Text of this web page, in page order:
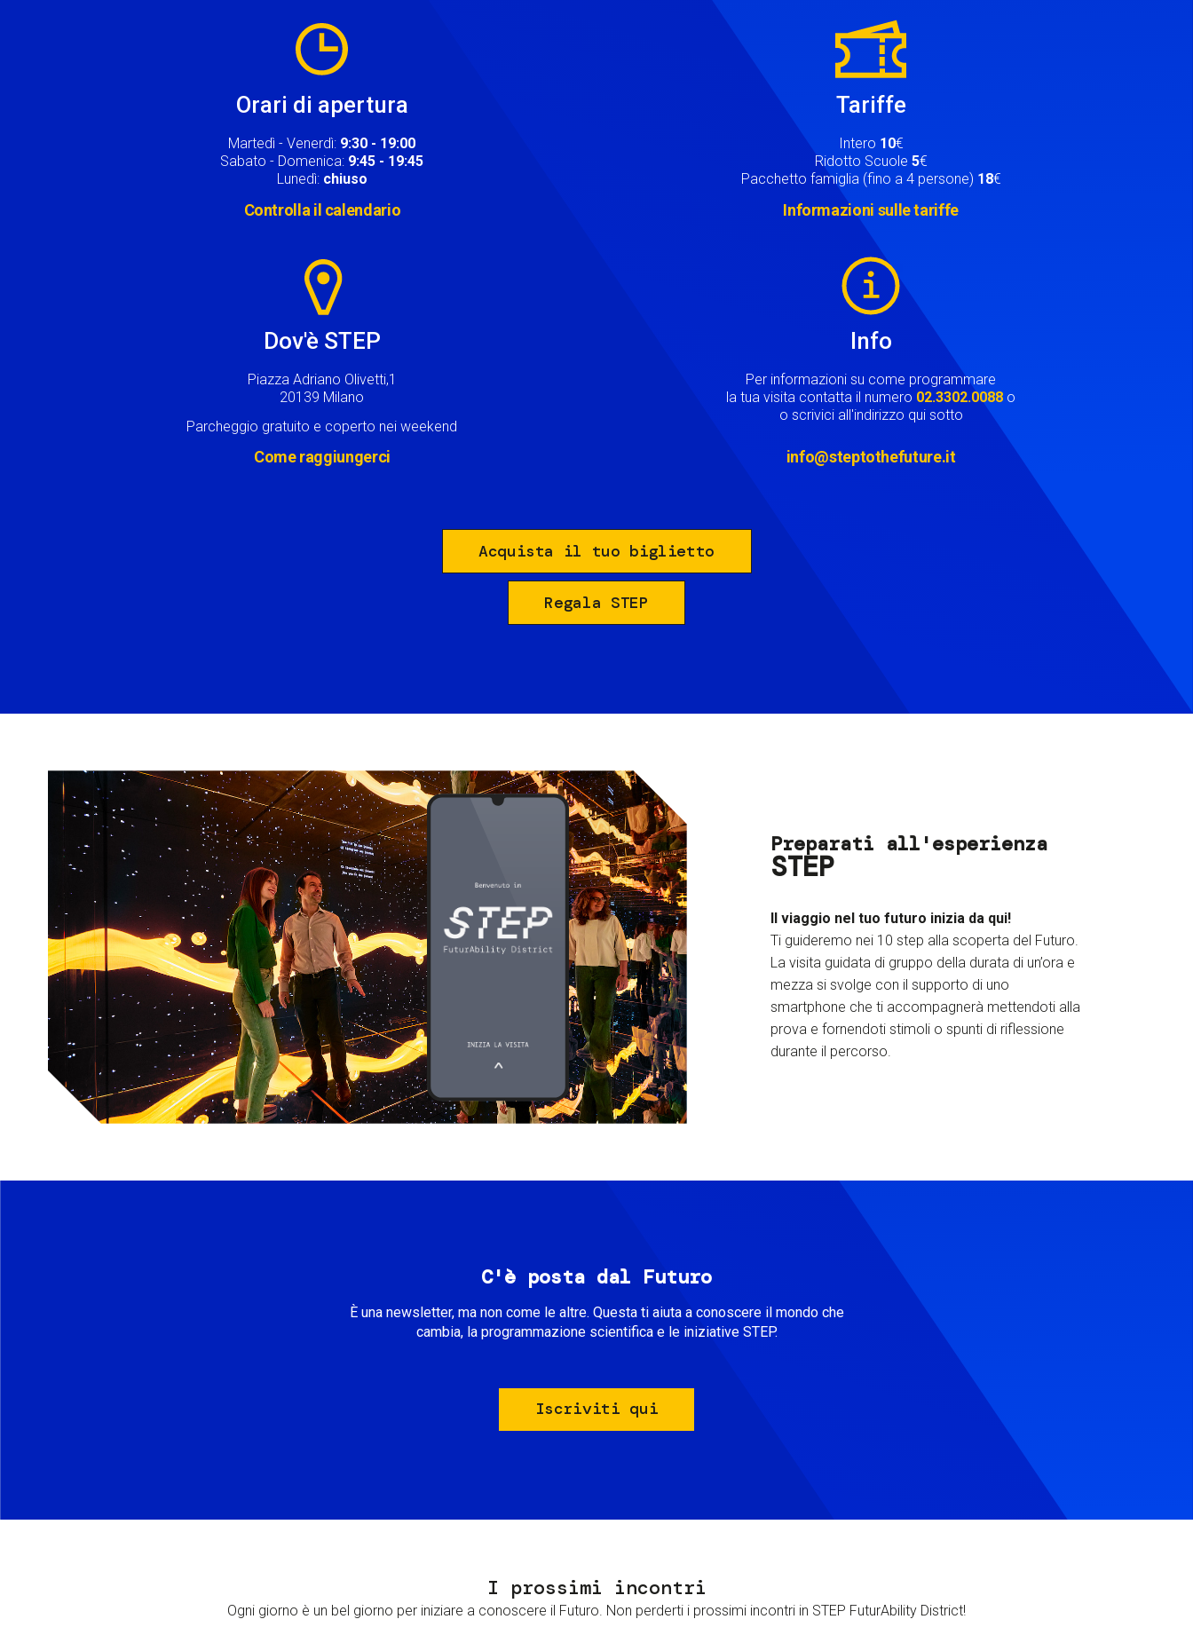
Orari di apertura
Martedì - Venerdì: 9:30 - 19:00
Sabato - Domenica: 9:45 - 19:45
Lunedì: chiuso
Controlla il calendario
Tariffe
Intero 10€
Ridotto Scuole 5€
Pacchetto famiglia (fino a 4 persone) 18€
Informazioni sulle tariffe
Dov'è STEP
Piazza Adriano Olivetti,1
20139 Milano
Parcheggio gratuito e coperto nei weekend
Come raggiungerci
Info
Per informazioni su come programmare
la tua visita contatta il numero 02.3302.0088 o
o scrivici all'indirizzo qui sotto
info@steptothefuture.it
Acquista il tuo biglietto
Regala STEP
Preparati all'esperienza
STEP
Il viaggio nel tuo futuro inizia da qui!
Ti guideremo nei 10 step alla scoperta del Futuro.
La visita guidata di gruppo della durata di un’ora e
mezza si svolge con il supporto di uno
smartphone che ti accompagnerà mettendoti alla
prova e fornendoti stimoli o spunti di riflessione
durante il percorso.
C'è posta dal Futuro
È una newsletter, ma non come le altre. Questa ti aiuta a conoscere il mondo che
cambia, la programmazione scientifica e le iniziative STEP.
Iscriviti qui
I prossimi incontri
Ogni giorno è un bel giorno per iniziare a conoscere il Futuro. Non perderti i prossimi incontri in STEP FuturAbility District!